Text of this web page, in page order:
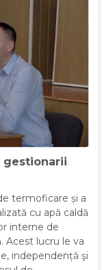
gestionarii
termoficare și a
cu apă caldă
interne de
Acest lucru le va
independență şi